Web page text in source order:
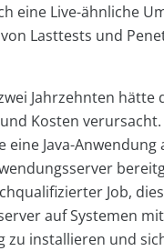
eine Live-ähnliche
Lasttests und
Jahrzehnten hätte
Kosten verursacht.
eine Java-Anwendung
Job,
auf Systemen mit
zu installieren und